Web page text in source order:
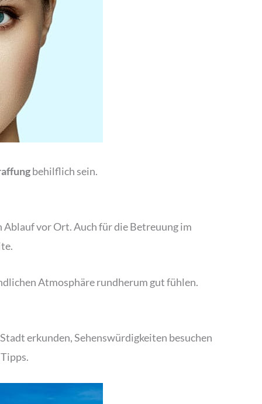
behilflich sein.
vor Ort. Auch für die Betreuung im
Atmosphäre rundherum gut fühlen.
erkunden, Sehenswürdigkeiten besuchen